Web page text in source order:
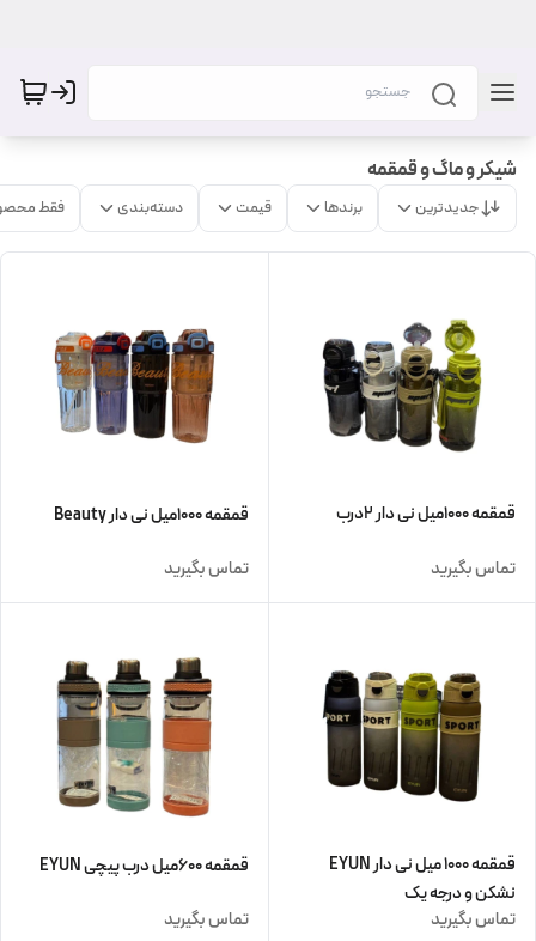
شیکر و ماگ و قمقمه
جدیدترین برندها قیمت دسته‌بندی فقط
قمقمه ۱۰۰۰میل نی دار ۲درب
تماس بگیرید
قمقمه ۱۰۰۰میل نی دار Beauty
تماس بگیرید
قمقمه ۱۰۰۰ میل نی دار EYUN
نشکن و درجه یک
تماس بگیرید
قمقمه ۶۰۰میل درب پیچی EYUN
تماس بگیرید